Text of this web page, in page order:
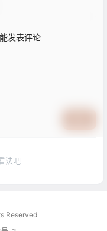
发表评论
法吧
Reserved